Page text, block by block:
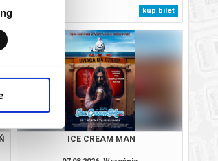
kup bilet
ICE CREAM MAN